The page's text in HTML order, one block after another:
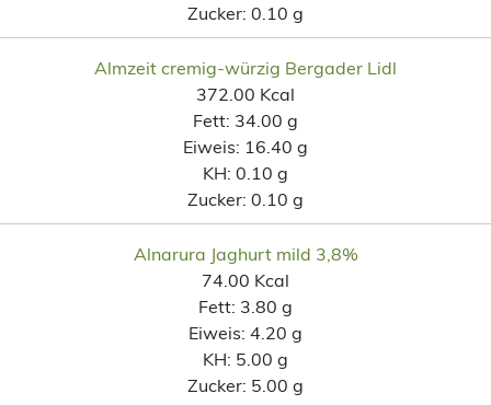
Zucker: 0.10 g
Almzeit cremig-würzig Bergader Lidl
372.00 Kcal
Fett: 34.00 g
Eiweis: 16.40 g
KH: 0.10 g
Zucker: 0.10 g
Alnarura Jaghurt mild 3,8%
74.00 Kcal
Fett: 3.80 g
Eiweis: 4.20 g
KH: 5.00 g
Zucker: 5.00 g